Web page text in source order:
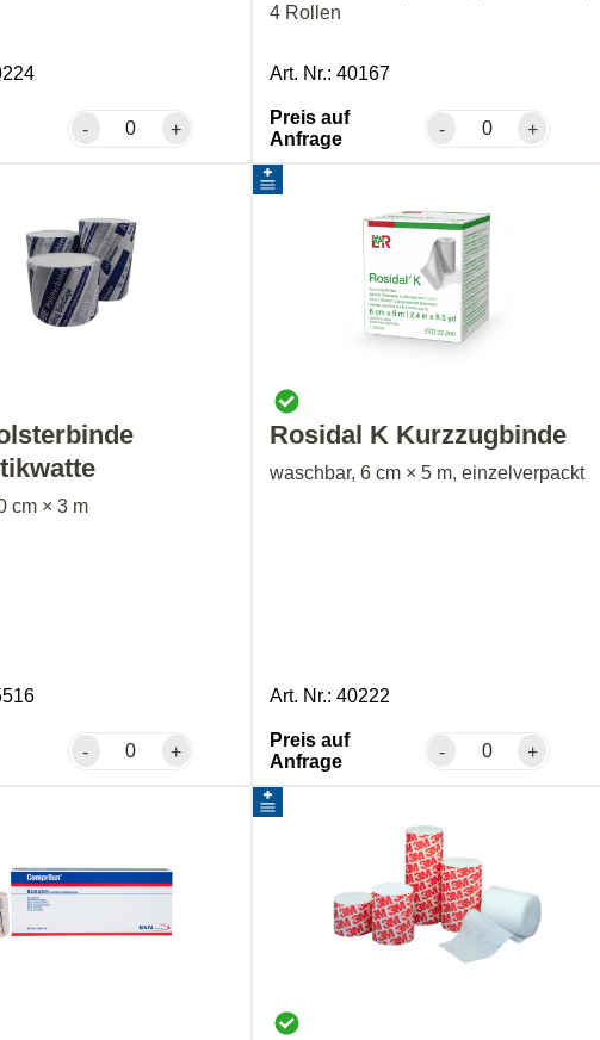
- +
4 Rollen
Art. Nr.: 40167
Preis auf
Anfrage
- +
cm × 3 m
- +
Rosidal K Kurzzugbinde
waschbar, 6 cm × 5 m, einzelverpackt
Art. Nr.: 40222
Preis auf
Anfrage
- +